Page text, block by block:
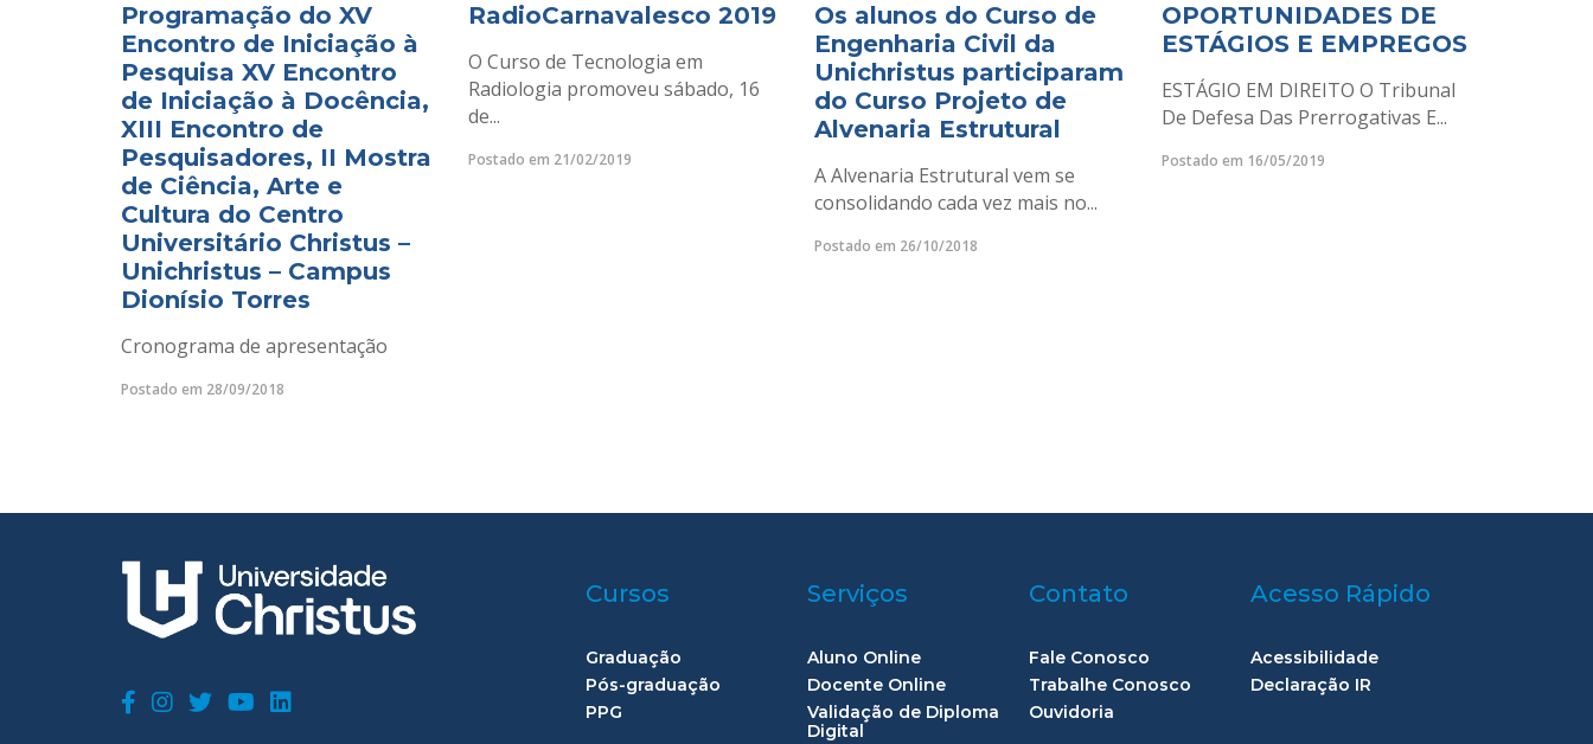
Programação do XV
Encontro de Iniciação à
Pesquisa XV Encontro
de Iniciação à Docência,
XIII Encontro de
Pesquisadores, II Mostra
de Ciência, Arte e
Cultura do Centro
Universitário Christus –
Unichristus – Campus
Dionísio Torres
Cronograma de apresentação
Postado em 28/09/2018
RadioCarnavalesco 2019
O Curso de Tecnologia em
Radiologia promoveu sábado, 16
de...
Postado em 21/02/2019
Os alunos do Curso de
Engenharia Civil da
Unichristus participaram
do Curso Projeto de
Alvenaria Estrutural
A Alvenaria Estrutural vem se
consolidando cada vez mais no...
Postado em 26/10/2018
OPORTUNIDADES DE
ESTÁGIOS E EMPREGOS
ESTÁGIO EM DIREITO O Tribunal
De Defesa Das Prerrogativas E...
Postado em 16/05/2019
Cursos
Graduação
Pós-graduação
PPG
Serviços
Aluno Online
Docente Online
Validação de Diploma
Digital
Contato
Fale Conosco
Trabalhe Conosco
Ouvidoria
Acesso Rápido
Acessibilidade
Declaração IR